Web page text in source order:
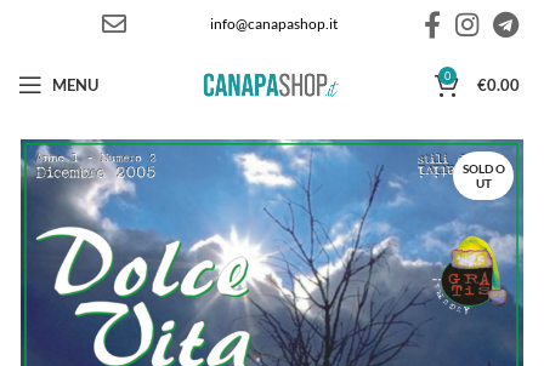
info@canapashop.it
MENU 0 €0.00
SOLD O
UT